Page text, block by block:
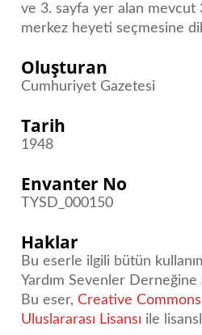
ve 3. sayfa yer alan mevcut
merkez heyeti seçmesine
Oluşturan
Cumhuriyet Gazetesi
Tarih
1948
Envanter No
TYSD_000150
Haklar
Bu eserle ilgili bütün
Yardım Sevenler Derneğine
Bu eser,Creative
Uluslararası Lisansı ile